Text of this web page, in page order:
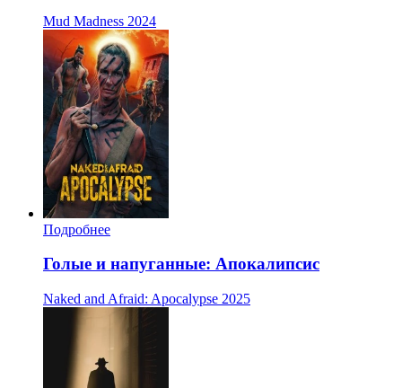
Mud Madness 2024
Подробнее
Голые и напуганные: Апокалипсис
Naked and Afraid: Apocalypse 2025